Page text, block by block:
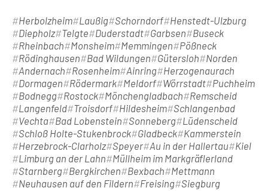
Herbolzheim Laußig Schorndorf Henstedt-Ulzburg
Diepholz Telgte Duderstadt Garbsen
Buseck
Rheinbach
Monsheim Memmingen
Pößneck
Rödinghausen
Bad Wildungen Gütersloh
Norden
Andernach
Rosenheim Ainring Herzogenaurach
Dormagen
Rödermark Meldorf Wörrstadt Puchheim
Bodnegg Rostock Mönchengladbach
Remscheid
Langenfeld Troisdorf Hildesheim Schlangenbad
Vechta Bad Lobenstein Sonneberg Lüdenscheid
Schloß Holte-Stukenbrock Gladbeck Kammerstein
Herzebrock-Clarholz Speyer Au in der Hallertau
Kiel
Limburg an der Lahn
Müllheim im Markgräflerland
Starnberg Bergkirchen Bexbach
Mettmann
Neuhausen auf den Fildern
Freising Siegburg